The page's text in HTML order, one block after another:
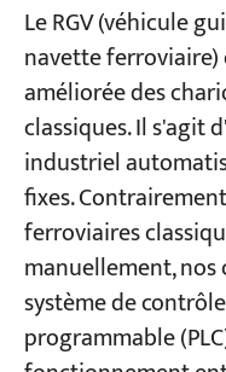
Le RGV (véhicule
navette
améliorée des
classiques. Il s'agit
industriel
fixes.
ferroviaires
manuellement, nos
système de
programmable